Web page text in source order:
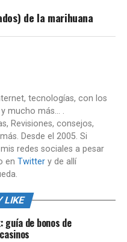
de la marihuana
tecnologías, con los
mucho más... .
Revisiones, consejos,
Desde el 2005. Si
redes sociales a pesar
en Twittery de allí
LIKE
guía de bonos de